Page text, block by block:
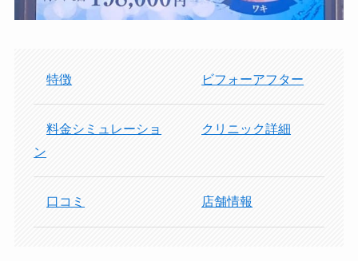
特徴 ビフォーアフター
料金シミュレーショ
ン
クリニック詳細
口コミ 店舗情報